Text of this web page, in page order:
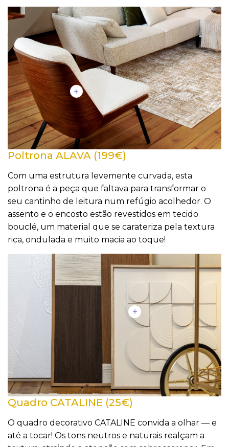
Poltrona ALAVA (199€)
Com uma estrutura levemente curvada, esta
poltrona é a peça que faltava para transformar o
seu cantinho de leitura num refúgio acolhedor. O
assento e o encosto estão revestidos em tecido
bouclé, um material que se carateriza pela textura
rica, ondulada e muito macia ao toque!
Quadro CATALINE (25€)
O quadro decorativo CATALINE convida a olhar — e
até a tocar! Os tons neutros e naturais realçam a